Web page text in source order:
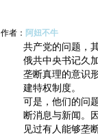
作者： 阿妞不牛
共产党的问题，
俄共中央书记久
垄断真理的意识
建特权制度。
可是，他们的问
断消息与新闻。
见过有人能够垄